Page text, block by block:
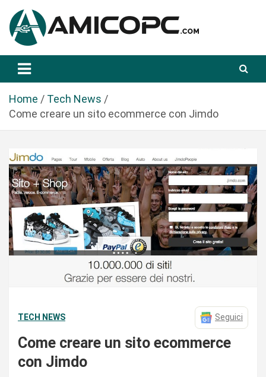
a
Amicopc.com
Home
Tech News
Come creare un sito ecommerce con Jimdo
TECH NEWS Seguici
Come creare un sito ecommerce
con Jimdo